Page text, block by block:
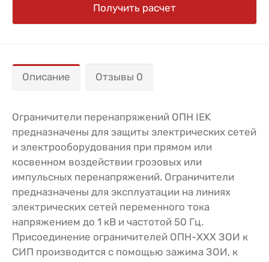
Получить расчет
Описание Отзывы 0
Ограничители перенапряжений ОПН IEK
предназначены для защиты электрических сетей
и электрооборудования при прямом или
косвенном воздействии грозовых или
импульсных перенапряжений. Ограничители
предназначены для эксплуатации на линиях
электрических сетей переменного тока
напряжением до 1 кВ и частотой 50 Гц.
Присоединение ограничителей ОПН-ХХХ ЗОИ к
СИП производится с помощью зажима ЗОИ, к